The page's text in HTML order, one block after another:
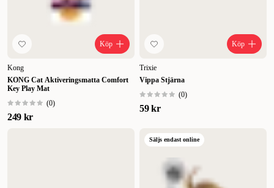
Köp
Kong
KONG Cat Aktiveringsmatta Comfort
Key Play Mat
(0)
249 kr
Köp
Trixie
Vippa Stjärna
(0)
59 kr
Säljs endast online